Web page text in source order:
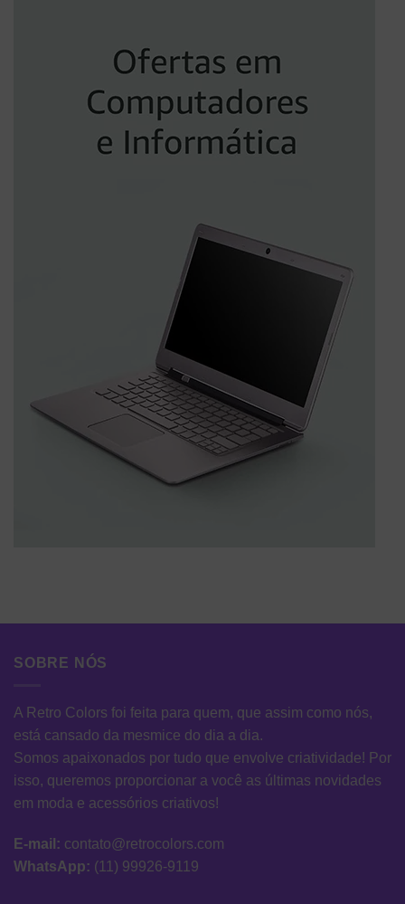
SOBRE NÓS
A Retro Colors foi feita para quem, que assim como nós,
está cansado da mesmice do dia a dia.
Somos apaixonados por tudo que envolve criatividade! Por
isso, queremos proporcionar a você as últimas novidades
em moda e acessórios criativos!
E-mail: contato@retrocolors.com
WhatsApp: (11) 99926-9119